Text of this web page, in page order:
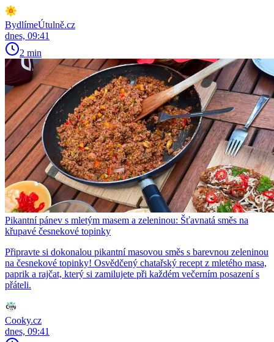
BydlímeÚtulně.cz
dnes, 09:41
2 min
Pikantní pánev s mletým masem a zeleninou: Šťavnatá směs na
křupavé česnekové topinky
Připravte si dokonalou pikantní masovou směs s barevnou zeleninou
na česnekové topinky! Osvědčený chatařský recept z mletého masa,
paprik a rajčat, který si zamilujete při každém večerním posazení s
přáteli.
Cooky.cz
dnes, 09:41